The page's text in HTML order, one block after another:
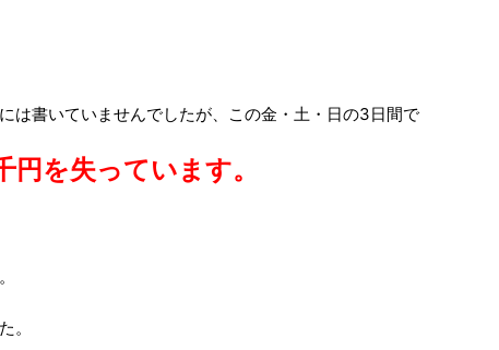
は書いていませんでしたが、この金・土・日の3日間で
円を失っています。
。